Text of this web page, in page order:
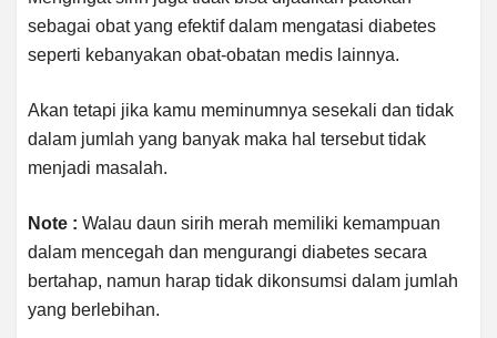
sebagai obat yang efektif dalam mengatasi diabetes
seperti kebanyakan obat-obatan medis lainnya.
Akan tetapi jika kamu meminumnya sesekali dan tidak
dalam jumlah yang banyak maka hal tersebut tidak
menjadi masalah.
Note : Walau daun sirih merah memiliki kemampuan
dalam mencegah dan mengurangi diabetes secara
bertahap, namun harap tidak dikonsumsi dalam jumlah
yang berlebihan.